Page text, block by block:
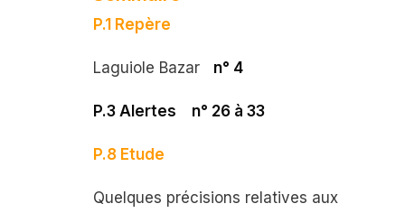
P.1 Repère
Laguiole Bazar n° 4
P.3 Alertes n° 26 à 33
P.8 Etude
Quelques précisions relatives aux